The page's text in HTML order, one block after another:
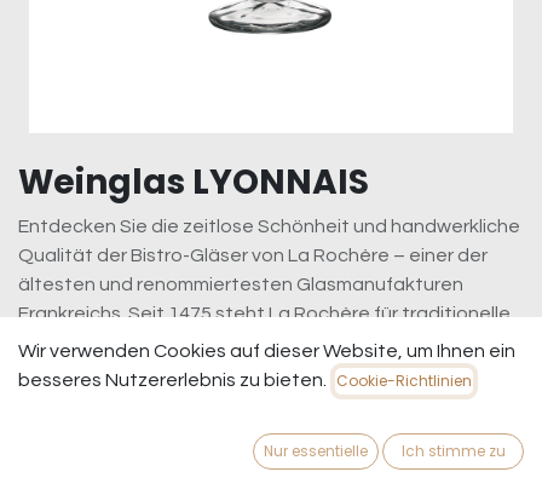
Weinglas LYONNAIS
Entdecken Sie die zeitlose Schönheit und handwerkliche
Qualität der Bistro-Gläser von La Rochère – einer der
ältesten und renommiertesten Glasmanufakturen
Frankreichs. Seit 1475 steht La Rochère für traditionelle
Handwerkskunst und modernste Glasherstellung. Diese
Gläser vereinen klassisches Design mit robuster
Funktionalität und sind perfekt für den täglichen Genuss
Wir verwenden Cookies auf dieser Website, um Ihnen ein
besseres Nutzererlebnis zu bieten.
Cookie-Richtlinien
Nur essentielle Ich stimme zu